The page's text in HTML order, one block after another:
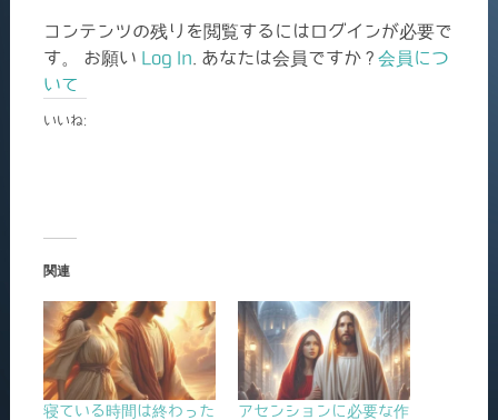
コンテンツの残りを閲覧するにはログインが必要で
す。 お願い Log In . あなたは会員ですか ? 会員につ
いて
いいね:
関連
寝ている時間は終わった
アセンションに必要な作